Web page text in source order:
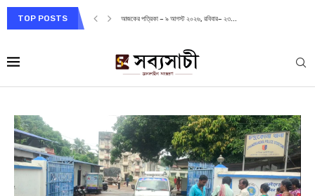
TOP POSTS আজকের পত্রিকা – ৯ আগস্ট ২০২৬, রবিবার– ২৩...